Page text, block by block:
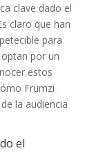
clave dado el
claro que han
para
por un
estos
Frumzi
la audiencia
el